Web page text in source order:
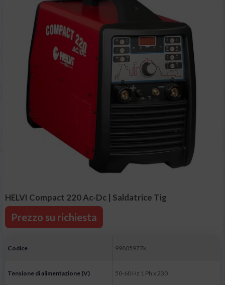
HELVI Compact 220 Ac-Dc | Saldatrice Tig
Prezzo su richiesta
Codice 99805977k
Tensione di alimentazione (V) 50-60 Hz 1 Ph x 230